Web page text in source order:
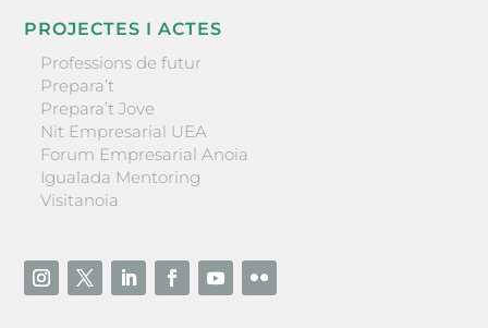
PROJECTES I ACTES
Professions de futur
Prepara’t
Prepara’t Jove
Nit Empresarial UEA
Forum Empresarial Anoia
Igualada Mentoring
Visitanoia